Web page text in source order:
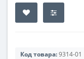
Код товара:9314-01